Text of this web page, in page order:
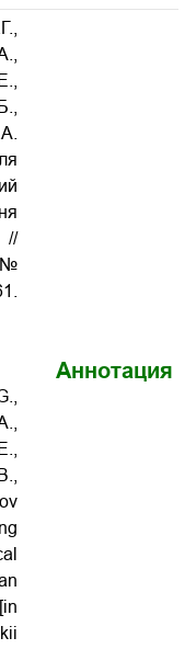
//
№
[in
Аннотация